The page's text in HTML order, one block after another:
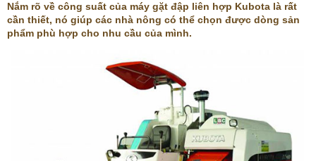
Nắm rõ về công suất của máy gặt đập liên hợp Kubota là rất
cần thiết, nó giúp các nhà nông có thể chọn được dòng sản
phẩm phù hợp cho nhu cầu của mình.